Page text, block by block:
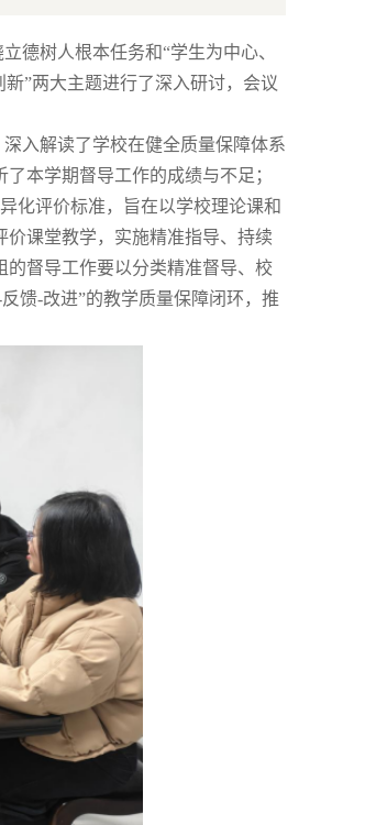
德树人根本任务和“学生为中心、
”两大主题进行了深入研讨，会议
入解读了学校在健全质量保障体系
本学期督导工作的成绩与不足；
化评价标准，旨在以学校理论课和
课堂教学，实施精准指导、持续
督导工作要以分类精准督导、校
馈-改进”的教学质量保障闭环，推